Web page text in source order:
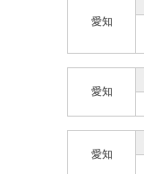
愛知
愛知
愛知